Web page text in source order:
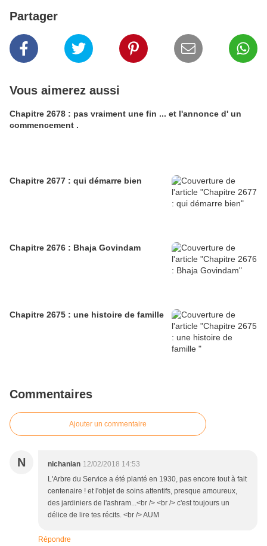
Partager
Vous aimerez aussi
Chapitre 2678 : pas vraiment une fin ... et l'annonce d' un
commencement .
Chapitre 2677 : qui démarre bien
Chapitre 2676 : Bhaja Govindam
Chapitre 2675 : une histoire de famille
Commentaires
Ajouter un commentaire
N nichanian 12/02/2018 14:53
L'Arbre du Service a été planté en 1930, pas encore tout à fait
centenaire ! et l'objet de soins attentifs, presque amoureux,
des jardiniers de l'ashram...<br /> <br /> c'est toujours un
délice de lire tes récits. <br /> AUM
Répondre